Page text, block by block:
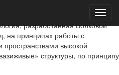
разработанная Волковой
на принципах работы с
высокой
структуры, по принципу